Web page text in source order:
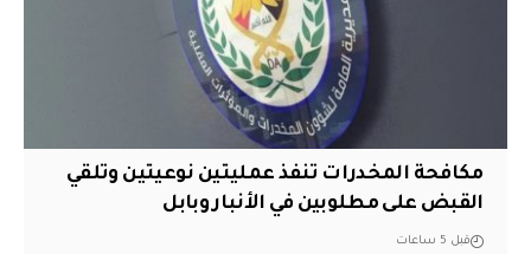
مكافحة المخدرات تنفذ عمليتين نوعيتين وتلقي
القبض على مطلوبين في الأنبار وبابل
قبل 5 ساعات